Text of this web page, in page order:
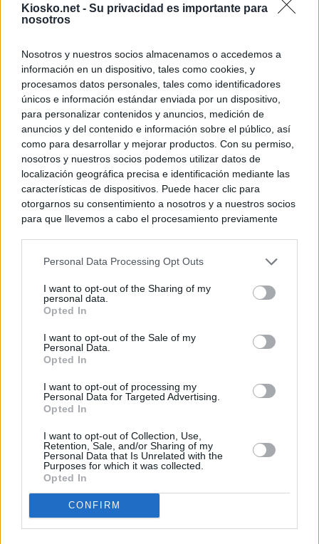
Kiosko.net - Su privacidad es importante para
nosotros
Nosotros y nuestros socios almacenamos o accedemos a
información en un dispositivo, tales como cookies, y
procesamos datos personales, tales como identificadores
únicos e información estándar enviada por un dispositivo,
para personalizar contenidos y anuncios, medición de
anuncios y del contenido e información sobre el público, así
como para desarrollar y mejorar productos. Con su permiso,
nosotros y nuestros socios podemos utilizar datos de
localización geográfica precisa e identificación mediante las
características de dispositivos. Puede hacer clic para
otorgarnos su consentimiento a nosotros y a nuestros socios
para que llevemos a cabo el procesamiento previamente
negar su consentimiento. Tenga en cuenta que algún
de su consentimiento, pero usted tiene el derecho de
rechazar tal procesamiento. Sus preferencias se aplicarán
cualquier momento entrando de nuevo en este sitio web o
visitando nuestra política de privacidad.
Personal Data Processing Opt Outs
I want to opt-out of the Sharing of my
personal data.
Opted In
I want to opt-out of the Sale of my
Personal Data.
Opted In
I want to opt-out of processing my
Personal Data for Targeted Advertising.
Opted In
I want to opt-out of Collection, Use,
Retention, Sale, and/or Sharing of my
Personal Data that Is Unrelated with the
Purposes for which it was collected.
Opted In
CONFIRM